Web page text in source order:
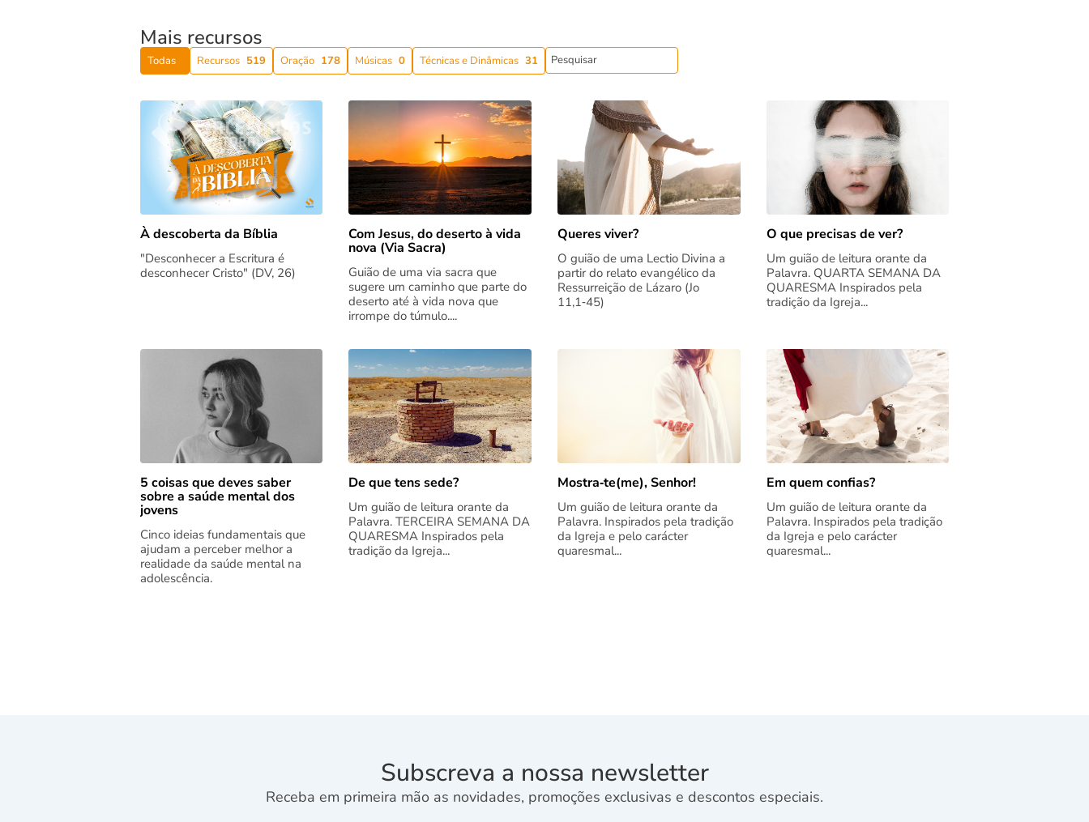
Mais recursos
Todas Recursos 519 Oração 178 Músicas 0 Técnicas e Dinâmicas 31
À descoberta da Bíblia
"Desconhecer a Escritura é
desconhecer Cristo" (DV, 26)
Com Jesus, do deserto à vida
nova (Via Sacra)
Guião de uma via sacra que
sugere um caminho que parte do
deserto até à vida nova que
irrompe do túmulo....
Queres viver?
O guião de uma Lectio Divina a
partir do relato evangélico da
Ressurreição de Lázaro (Jo
11,1‑45)
O que precisas de ver?
Um guião de leitura orante da
Palavra. QUARTA SEMANA DA
QUARESMA Inspirados pela
tradição da Igreja...
5 coisas que deves saber
sobre a saúde mental dos
jovens
Cinco ideias fundamentais que
ajudam a perceber melhor a
realidade da saúde mental na
adolescência.
De que tens sede?
Um guião de leitura orante da
Palavra. TERCEIRA SEMANA DA
QUARESMA Inspirados pela
tradição da Igreja...
Mostra‑te(me), Senhor!
Um guião de leitura orante da
Palavra. Inspirados pela tradição
da Igreja e pelo carácter
quaresmal...
Em quem confias?
Um guião de leitura orante da
Palavra. Inspirados pela tradição
da Igreja e pelo carácter
quaresmal...
Subscreva a nossa newsletter
Receba em primeira mão as novidades, promoções exclusivas e descontos especiais.